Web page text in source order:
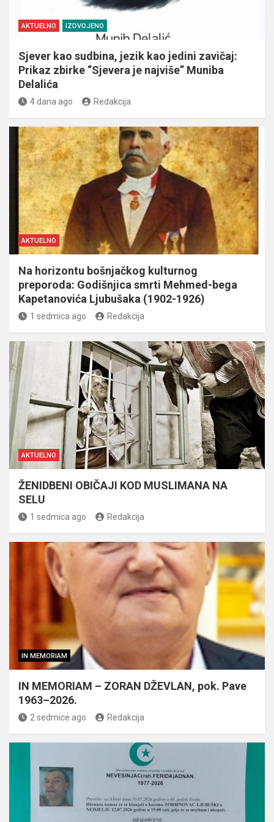
AKTUELNO IZDVOJENO
Sjever kao sudbina, jezik kao jedini zavičaj:
Prikaz zbirke “Sjevera je najviše” Muniba
Delalića
4 dana ago Redakcija
AKTUELNO
Na horizontu bošnjačkog kulturnog
preporoda: Godišnjica smrti Mehmed-bega
Kapetanovića Ljubušaka (1902-1926)
1 sedmica ago Redakcija
AKTUELNO
ŽENIDBENI OBIČAJI KOD MUSLIMANA NA
SELU
1 sedmica ago Redakcija
IN MEMORIAM
IN MEMORIAM – ZORAN DŽEVLAN, pok. Pave
1963–2026.
2 sedmice ago Redakcija